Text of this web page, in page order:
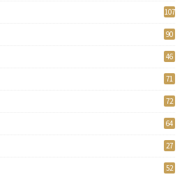
107
90
46
71
72
64
27
52